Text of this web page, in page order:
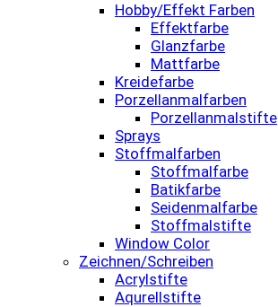
Hobby/Effekt Farben
Effektfarbe
Glanzfarbe
Mattfarbe
Kreidefarbe
Porzellanmalfarben
Porzellanmalstifte
Sprays
Stoffmalfarben
Stoffmalfarbe
Batikfarbe
Seidenmalfarbe
Stoffmalstifte
Window Color
Zeichnen/Schreiben
Acrylstifte
Aqurellstifte